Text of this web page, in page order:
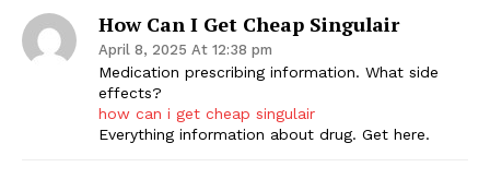
How Can I Get Cheap Singulair
April 8, 2025 At 12:38 pm
Medication prescribing information. What side
effects?
how can i get cheap singulair
Everything information about drug. Get here.